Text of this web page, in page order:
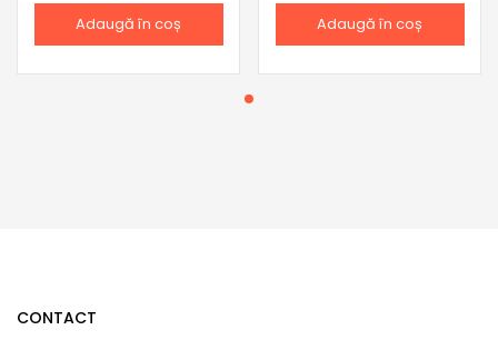
Adaugă în coș Adaugă în coș
CONTACT